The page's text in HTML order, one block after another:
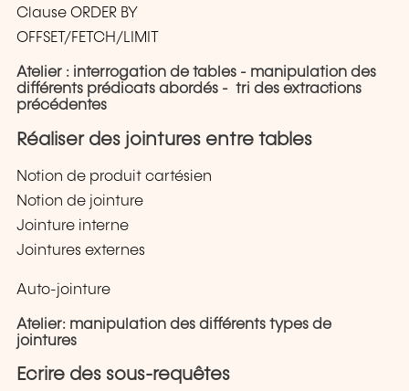
Clause ORDER BY
OFFSET/FETCH/LIMIT
Atelier : interrogation de tables - manipulation des
différents prédicats abordés - tri des extractions
précédentes
Réaliser des jointures entre tables
Notion de produit cartésien
Notion de jointure
Jointure interne
Jointures externes
Auto-jointure
Atelier: manipulation des différents types de
jointures
Ecrire des sous-requêtes